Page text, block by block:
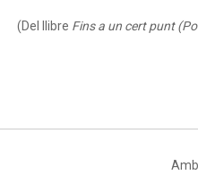
(Del llibre Fins a un cert punt